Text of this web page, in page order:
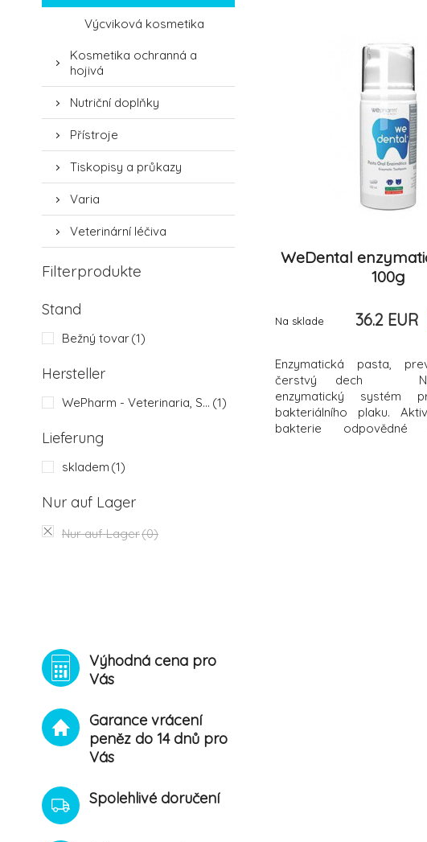
Výcviková kosmetika
Kosmetika ochranná a
hojivá
Nutriční doplňky
Přístroje
Tiskopisy a průkazy
Varia
Veterinární léčiva
Filterprodukte
Stand
Bežný tovar(1)
Hersteller
WePharm - Veterinaria, S.A. (1)
Lieferung
skladem (1)
Nur auf Lager
Nur auf Lager(0)
Výhodná cena pro
Vás
Garance vrácení
peněz do 14 dnů pro
Vás
Spolehlivé doručení
WeDental
100g
Na sklade 36.2 EUR
Enzymatická pasta,
čerstvý dech
enzymatický systém
bakteriálního plaku.
bakterie